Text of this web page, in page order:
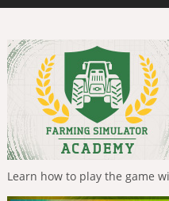
Learn how to play the game